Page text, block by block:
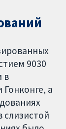
9030
в
а
слизистой